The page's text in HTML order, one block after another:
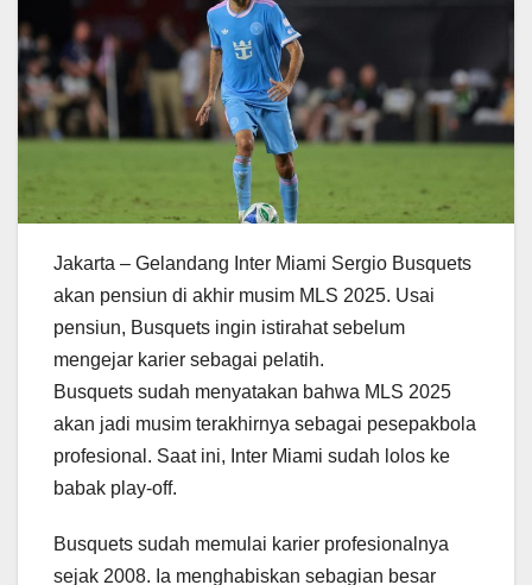
Jakarta – Gelandang Inter Miami Sergio Busquets
akan pensiun di akhir musim MLS 2025. Usai
pensiun, Busquets ingin istirahat sebelum
mengejar karier sebagai pelatih.
Busquets sudah menyatakan bahwa MLS 2025
akan jadi musim terakhirnya sebagai pesepakbola
profesional. Saat ini, Inter Miami sudah lolos ke
babak play-off.
Busquets sudah memulai karier profesionalnya
sejak 2008. Ia menghabiskan sebagian besar